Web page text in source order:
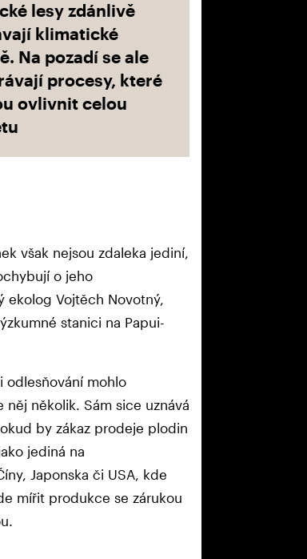
lesy zdánlivě
klimatické
Na pozadí se ale
procesy, které
ovlivnit celou
však nejsou zdaleka jediní,
o jeho
ekolog Vojtěch Novotný,
stanici na Papui-
odlesňování mohlo
něj několik. Sám sice uznává
by zákaz prodeje plodin
jediná na
Japonska či USA, kde
mířit produkce se zárukou